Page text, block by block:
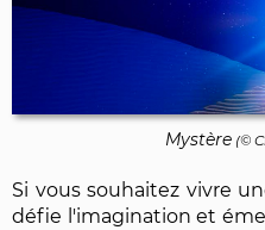
Mystère (©
Si vous souhaitez vivre
défie l'imagination et